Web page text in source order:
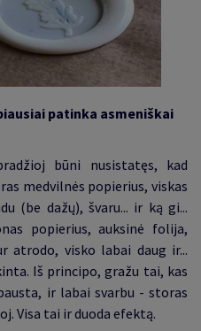
patinka asmeniškai
būni nusistatęs, kad
medvilnės popierius, viskas
(be dažų), švaru... ir ką gi...
popierius, auksinė folija,
atrodo, visko labai daug ir...
Iš principo, gražu tai, kas
ir labai svarbu - storas
Visa tai ir duoda efektą.